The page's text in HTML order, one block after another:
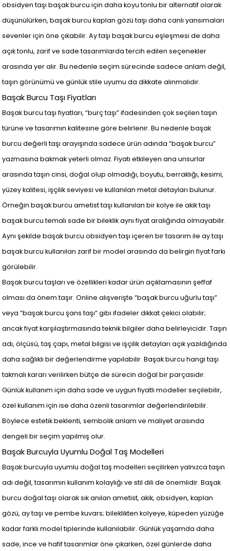
obsidyen taşı başak burcu için daha koyu tonlu bir alternatif olarak
düşünülürken, başak burcu kaplan gözü taşı daha canlı yansımaları
sevenler için öne çıkabilir. Ay taşı başak burcu eşleşmesi de daha
açık tonlu, zarif ve sade tasarımlarda tercih edilen seçenekler
arasında yer alır. Bu nedenle seçim sürecinde sadece anlam değil,
taşın görünümü ve günlük stile uyumu da dikkate alınmalıdır.
Başak Burcu Taşı Fiyatları
Başak burcu taşı fiyatları, “burç taşı” ifadesinden çok seçilen taşın
türüne ve tasarımın kalitesine göre belirlenir. Bu nedenle başak
burcu değerli taşı arayışında sadece ürün adında “başak burcu”
yazmasına bakmak yeterli olmaz. Fiyatı etkileyen ana unsurlar
arasında taşın cinsi, doğal olup olmadığı, boyutu, berraklığı, kesimi,
yüzey kalitesi, işçilik seviyesi ve kullanılan metal detayları bulunur.
Örneğin başak burcu ametist taşı kullanılan bir kolye ile akik taşı
başak burcu temalı sade bir bileklik aynı fiyat aralığında olmayabilir.
Aynı şekilde başak burcu obsidyen taşı içeren bir tasarım ile ay taşı
başak burcu kullanılan zarif bir model arasında da belirgin fiyat farkı
görülebilir.
Başak burcu taşları ve özellikleri kadar ürün açıklamasının şeffaf
olması da önem taşır. Online alışverişte “başak burcu uğurlu taşı”
veya “başak burcu şans taşı” gibi ifadeler dikkat çekici olabilir;
ancak fiyat karşılaştırmasında teknik bilgiler daha belirleyicidir. Taşın
adı, ölçüsü, taş çapı, metal bilgisi ve işçilik detayları açık yazıldığında
daha sağlıklı bir değerlendirme yapılabilir. Başak burcu hangi taşı
takmalı kararı verilirken bütçe de sürecin doğal bir parçasıdır.
Günlük kullanım için daha sade ve uygun fiyatlı modeller seçilebilir,
özel kullanım için ise daha özenli tasarımlar değerlendirilebilir.
Böylece estetik beklenti, sembolik anlam ve maliyet arasında
dengeli bir seçim yapılmış olur.
Başak Burcuyla Uyumlu Doğal Taş Modelleri
Başak burcuyla uyumlu doğal taş modelleri seçilirken yalnızca taşın
adı değil, tasarımın kullanım kolaylığı ve stil dili de önemlidir. Başak
burcu doğal taşı olarak sık anılan ametist, akik, obsidyen, kaplan
gözü, ay taşı ve pembe kuvars; bileklikten kolyeye, küpeden yüzüğe
kadar farklı model tiplerinde kullanılabilir. Günlük yaşamda daha
sade, ince ve hafif tasarımlar öne çıkarken, özel günlerde daha